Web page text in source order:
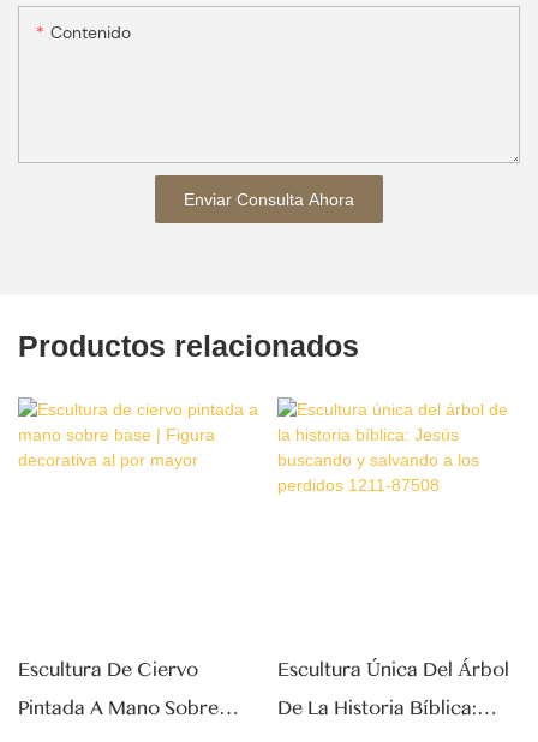
Contenido
Enviar Consulta Ahora
Productos relacionados
Escultura Única Del Árbol
De La Historia Bíblica:
Figura De Dúo De Muñeco
De Nieve Hecha A Mano,